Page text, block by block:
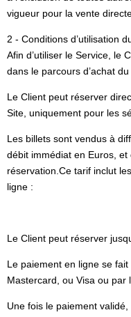
vigueur pour la vente
2 - Conditions d’utilisation
Afin d’utiliser le Service, le
dans le parcours d’achat
Le Client peut réserver
Site, uniquement pour les
Les billets sont vendus à
débit immédiat en Euros, et
réservation.Ce tarif inclut
ligne :
Le Client peut réserver
Le paiement en ligne se
Mastercard, ou Visa ou par
Une fois le paiement